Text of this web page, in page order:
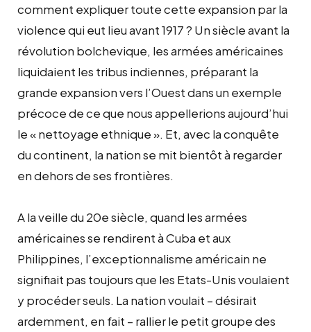
comment expliquer toute cette expansion par la
violence qui eut lieu avant 1917 ? Un siècle avant la
révolution bolchevique, les armées américaines
liquidaient les tribus indiennes, préparant la
grande expansion vers l’Ouest dans un exemple
précoce de ce que nous appellerions aujourd’hui
le « nettoyage ethnique ». Et, avec la conquête
du continent, la nation se mit bientôt à regarder
en dehors de ses frontières.
A la veille du 20e siècle, quand les armées
américaines se rendirent à Cuba et aux
Philippines, l’exceptionnalisme américain ne
signifiait pas toujours que les Etats-Unis voulaient
y procéder seuls. La nation voulait – désirait
ardemment, en fait – rallier le petit groupe des